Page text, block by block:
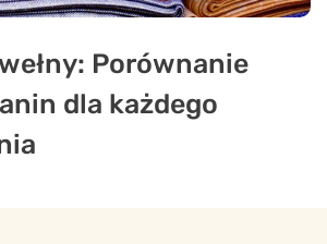
Porównanie
dla każdego